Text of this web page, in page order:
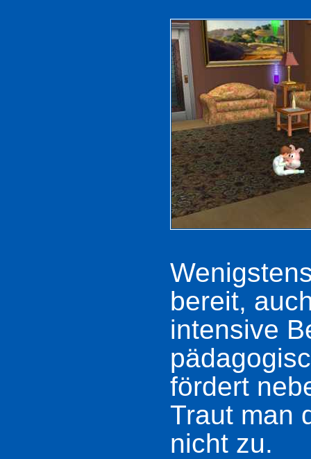
bereit,
intensive
fördert
Traut man
nicht zu.